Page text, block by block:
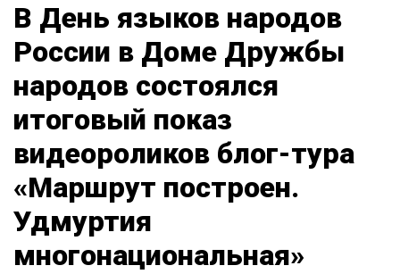
В День языков народов
России в Доме Дружбы
народов состоялся
итоговый показ
видеороликов блог-тура
«Маршрут построен.
Удмуртия
многонациональная»